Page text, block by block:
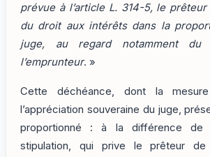
prévue à l’article L. 314-5, le
du droit aux intérêts dans la
juge, au regard notamment du
l’emprunteur. »
Cette déchéance, dont la
l’appréciation souveraine du juge,
proportionné : à la différence
stipulation, qui prive le prêteur de